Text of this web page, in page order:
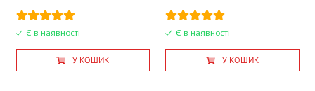
Є в наявності
У КОШИК
Є в наявності
У КОШИК